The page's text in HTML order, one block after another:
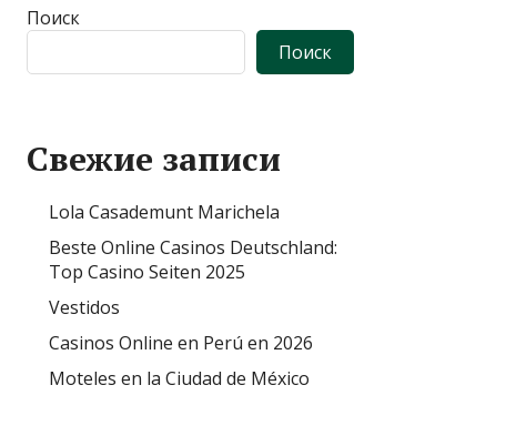
Поиск
Поиск
Свежие записи
Lola Casademunt Marichela
Beste Online Casinos Deutschland:
Top Casino Seiten 2025
Vestidos
Casinos Online en Perú en 2026
Moteles en la Ciudad de México